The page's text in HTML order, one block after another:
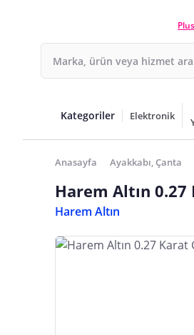
Kategoriler Elektronik
Anasayfa Ayakkabı, Çanta
Harem Altın 0.27
Harem Altın